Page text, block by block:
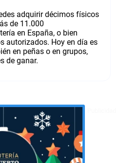
adquirir décimos físicos
de 11.000
en España, o bien
autorizados. Hoy en día es
en peñas o en grupos,
de ganar.